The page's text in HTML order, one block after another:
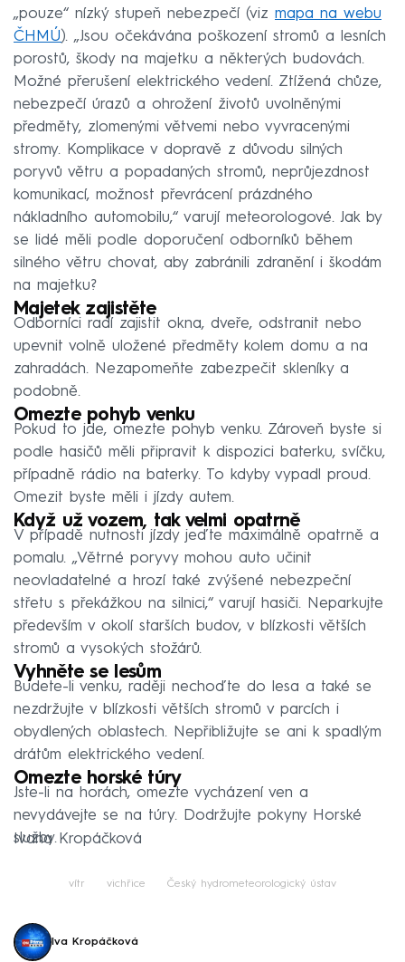
„pouze“ nízký stupeň nebezpečí (viz mapa na webu
ČHMÚ). „Jsou očekávána poškození stromů a lesních
porostů, škody na majetku a některých budovách.
Možné přerušení elektrického vedení. Ztížená chůze,
nebezpečí úrazů a ohrožení životů uvolněnými
předměty, zlomenými větvemi nebo vyvracenými
stromy. Komplikace v dopravě z důvodu silných
poryvů větru a popadaných stromů, neprůjezdnost
komunikací, možnost převrácení prázdného
nákladního automobilu,“ varují meteorologové. Jak by
se lidé měli podle doporučení odborníků během
silného větru chovat, aby zabránili zdranění i škodám
na majetku?
Majetek zajistěte
Odborníci radí zajistit okna, dveře, odstranit nebo
upevnit volně uložené předměty kolem domu a na
zahradách. Nezapomeňte zabezpečit skleníky a
podobně.
Omezte pohyb venku
Pokud to jde, omezte pohyb venku. Zároveň byste si
podle hasičů měli připravit k dispozici baterku, svíčku,
případně rádio na baterky. To kdyby vypadl proud.
Omezit byste měli i jízdy autem.
Když už vozem, tak velmi opatrně
V případě nutnosti jízdy jeďte maximálně opatrně a
pomalu. „Větrné poryvy mohou auto učinit
neovladatelné a hrozí také zvýšené nebezpeční
střetu s překážkou na silnici,“ varují hasiči. Neparkujte
především v okolí starších budov, v blízkosti větších
stromů a vysokých stožárů.
Vyhněte se lesům
Budete-li venku, raději nechoďte do lesa a také se
nezdržujte v blízkosti větších stromů v parcích i
obydlených oblastech. Nepřibližujte se ani k spadlým
drátům elektrického vedení.
Omezte horské túry
Jste-li na horách, omezte vycházení ven a
nevydávejte se na túry. Dodržujte pokyny Horské
služby.
Ivana Kropáčková
vítr vichřice Český hydrometeorologický ústav
Iva Kropáčková